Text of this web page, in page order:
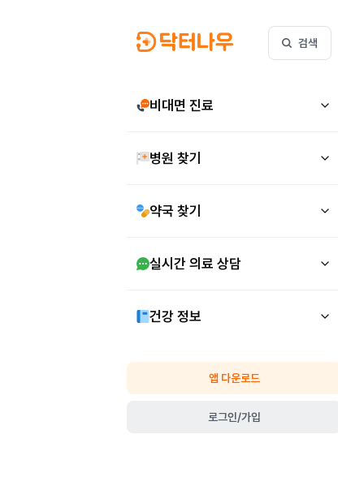
검색
비대면 진료
병원 찾기
약국 찾기
실시간 의료 상담
건강 정보
앱 다운로드
로그인/가입